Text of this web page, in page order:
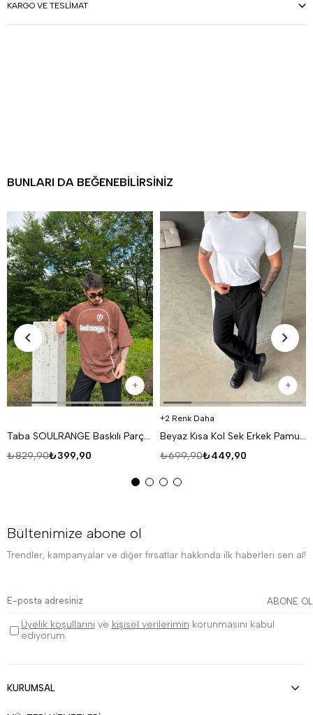
KARGO VE TESLIMAT
BUNLARI DA BEĞENEBILIRSINIZ
Taba SOULRANGE Baskılı Parçalı Oversize T-SHIRT PNC 1009
₺399,90
₺829,90
2 Renk Daha
Beyaz Kısa Kol Sek Erkek Pamuk Likralı T-SHİRT SC
₺449,90
₺699,90
Bültenimize abone ol
Trendler, kampanyalar ve diğer fırsatlar hakkında ilk haberleri sen al!
ABONE OL
Üyelik koşullarını ve kişisel verilerimin korunmasını kabul
ediyorum.
KURUMSAL